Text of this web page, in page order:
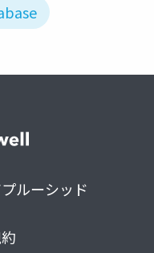
ルーシッド